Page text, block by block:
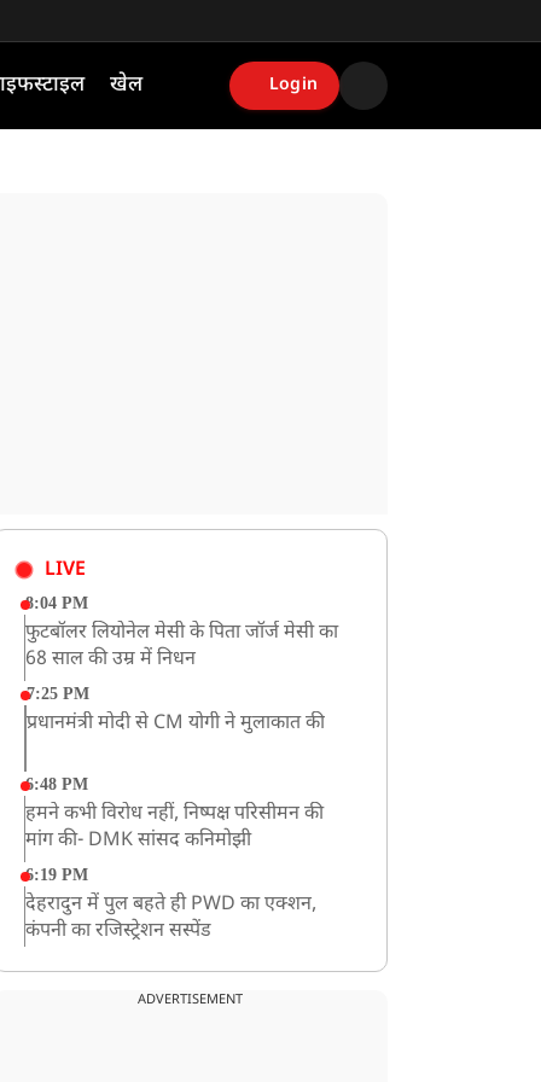
खेल Login
LIVE
8:04 PM
फुटबॉलर लियोनेल मेसी के पिता जॉर्ज मेसी का
68 साल की उम्र में निधन
7:25 PM
प्रधानमंत्री मोदी से CM योगी ने मुलाकात की
6:48 PM
हमने कभी विरोध नहीं, निष्पक्ष परिसीमन की
मांग की- DMK सांसद कनिमोझी
6:19 PM
देहरादुन में पुल बहते ही PWD का एक्शन,
कंपनी का रजिस्ट्रेशन सस्पेंड
खराब मौसम की चेतावनी के कारण अमरनाथ
ADVERTISEMENT